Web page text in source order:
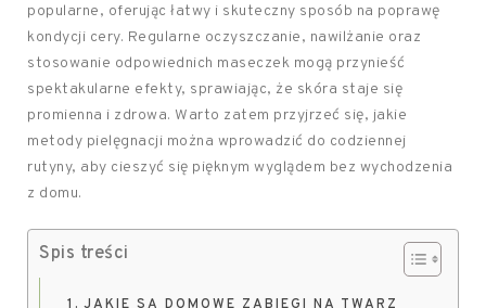
popularne, oferując łatwy i skuteczny sposób na poprawę
kondycji cery. Regularne oczyszczanie, nawilżanie oraz
stosowanie odpowiednich maseczek mogą przynieść
spektakularne efekty, sprawiając, że skóra staje się
promienna i zdrowa. Warto zatem przyjrzeć się, jakie
metody pielęgnacji można wprowadzić do codziennej
rutyny, aby cieszyć się pięknym wyglądem bez wychodzenia
z domu.
Spis treści
JAKIE SĄ DOMOWE ZABIEGI NA TWARZ